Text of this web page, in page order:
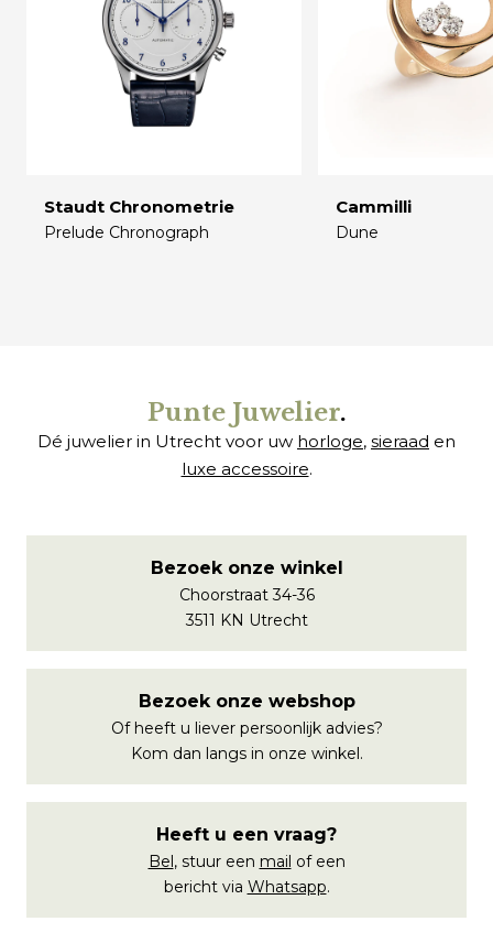
Staudt Chronometrie
Prelude Chronograph
Cammilli
Dune
Punte Juwelier.
Dé juwelier in Utrecht voor uw horloge, sieraad en
luxe accessoire.
Bezoek onze winkel
Choorstraat 34-36
3511 KN Utrecht
Bezoek onze webshop
Of heeft u liever persoonlijk advies?
Kom dan langs in onze winkel.
Heeft u een vraag?
Bel, stuur een mail of een
bericht via Whatsapp.